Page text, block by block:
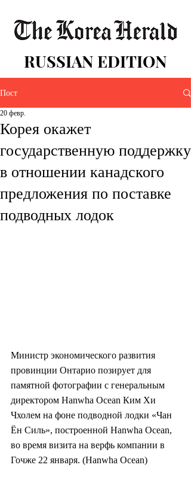
RUSSIAN EDITION
Пост
Корея окажет
государственную поддержку
в отношении канадского
предложения по поставке
подводных лодок
20 февр.
Министр экономического развития
провинции Онтарио позирует для
памятной фотографии с генеральным
директором Hanwha Ocean Ким Хи
Чхолем на фоне подводной лодки «Чан
Ён Силь», построенной Hanwha Ocean,
во время визита на верфь компании в
Гочже 22 января. (Hanwha Ocean)